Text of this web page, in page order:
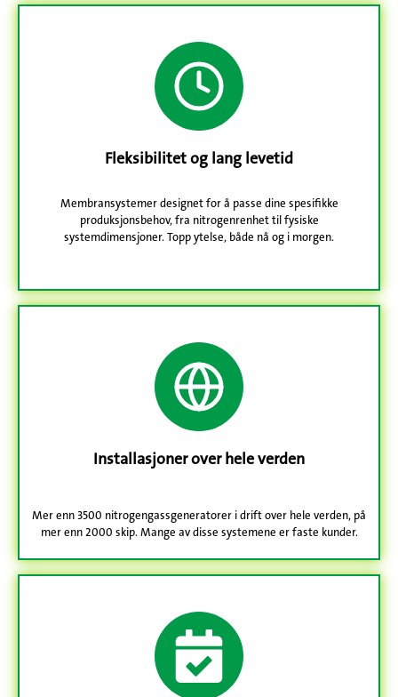
Fleksibilitet og lang levetid
Membransystemer designet for å passe dine spesifikke
produksjonsbehov, fra nitrogenrenhet til fysiske
systemdimensjoner. Topp ytelse, både nå og i morgen.
Installasjoner over hele verden
Mer enn 3500 nitrogengassgeneratorer i drift over hele verden, på
mer enn 2000 skip. Mange av disse systemene er faste kunder.